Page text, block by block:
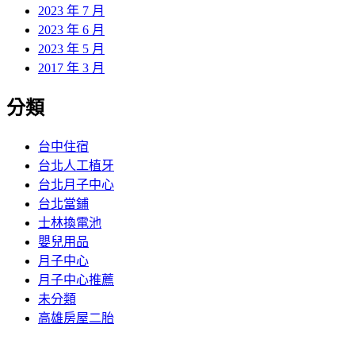
2023 年 7 月
2023 年 6 月
2023 年 5 月
2017 年 3 月
分類
台中住宿
台北人工植牙
台北月子中心
台北當鋪
士林換電池
嬰兒用品
月子中心
月子中心推薦
未分類
高雄房屋二胎